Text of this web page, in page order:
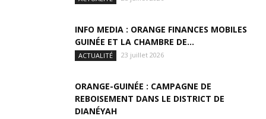
INFO MEDIA : ORANGE FINANCES MOBILES
GUINÉE ET LA CHAMBRE DE...
ACTUALITÉ 23 juillet 2026
ORANGE-GUINÉE : CAMPAGNE DE
REBOISEMENT DANS LE DISTRICT DE
DIANÉYAH